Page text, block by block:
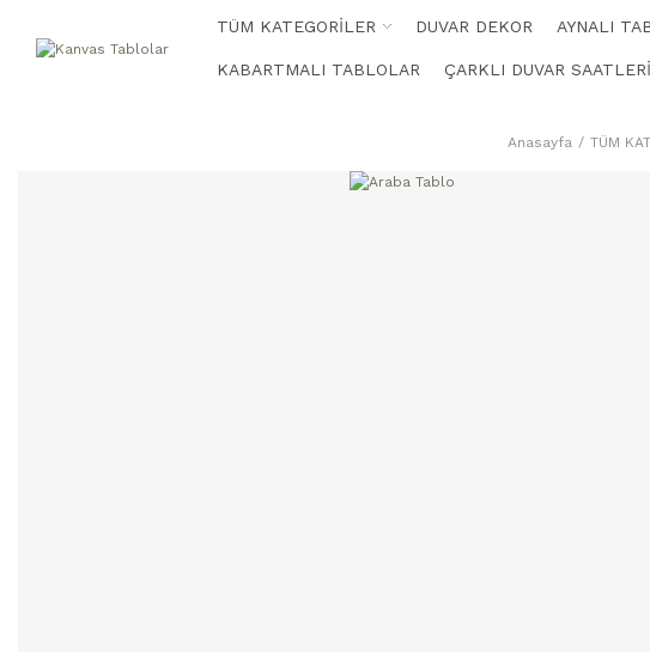
TÜM KATEGORİLER DUVAR DEKOR AYNALI
KABARTMALI TABLOLAR ÇARKLI DUVAR SAATLERİ
Anasayfa TÜM